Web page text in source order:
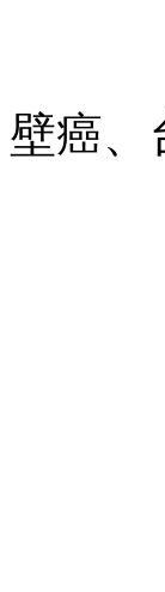
壁癌、